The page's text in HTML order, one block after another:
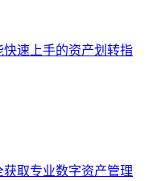
快速上手的资产划转指
获取专业数字资产管理